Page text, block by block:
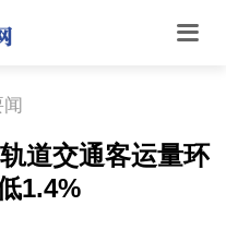
道交通客运量环
1.4%